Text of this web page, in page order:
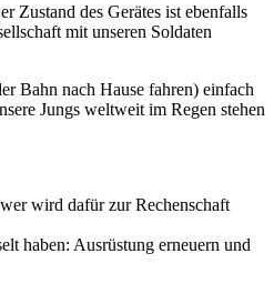
Zustand des Gerätes ist ebenfalls
mit unseren Soldaten
Bahn nach Hause fahren) einfach
Jungs weltweit im Regen stehen
wird dafür zur Rechenschaft
haben: Ausrüstung erneuern und